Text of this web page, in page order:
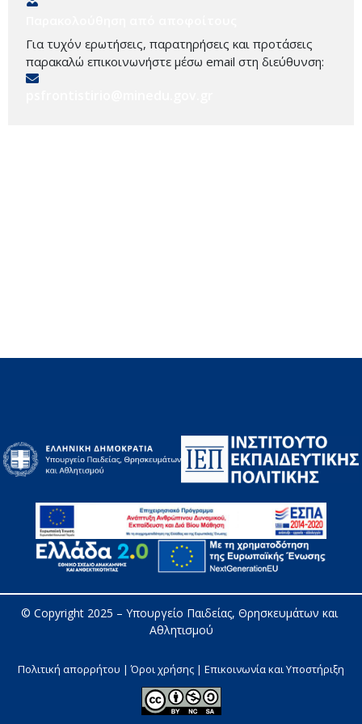
Για τυχόν ερωτήσεις, παρατηρήσεις και προτάσεις
παρακαλώ επικοινωνήστε μέσω email στη διεύθυνση:
© Copyright 2025 – Υπουργείο Παιδείας, Θρησκευμάτων και
Αθλητισμού
Πολιτική απορρήτου | Όροι χρήσης | Επικοινωνία και Υποστήριξη